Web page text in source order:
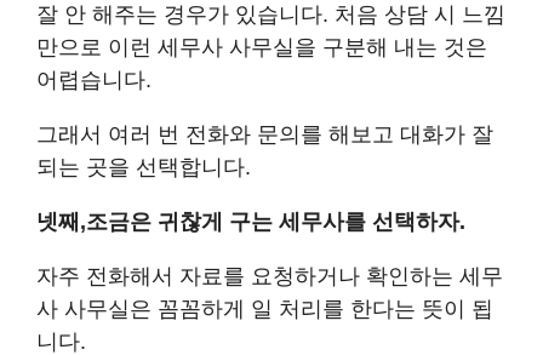
잘 안 해주는 경우가 있습니다. 처음 상담 시 느낌
만으로 이런 세무사 사무실을 구분해 내는 것은
어렵습니다.
그래서 여러 번 전화와 문의를 해보고 대화가 잘
되는 곳을 선택합니다.
넷째,조금은 귀찮게 구는 세무사를 선택하자.
자주 전화해서 자료를 요청하거나 확인하는 세무
사 사무실은 꼼꼼하게 일 처리를 한다는 뜻이 됩
니다.